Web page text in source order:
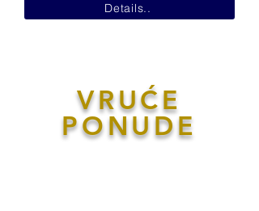
Details..
VRUĆE
PONUDE